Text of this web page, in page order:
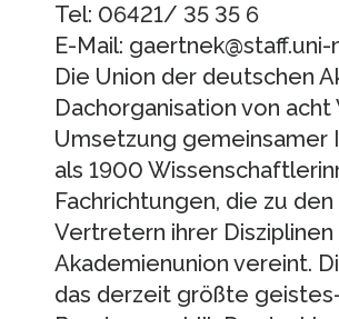
Tel: 06421/ 35 35 6
E-Mail:
Die Union der deutschen
Dachorganisation von
Umsetzung gemeinsamer
als 1900
Fachrichtungen, die zu
Vertretern ihrer
Akademienunion vereint.
das derzeit größte